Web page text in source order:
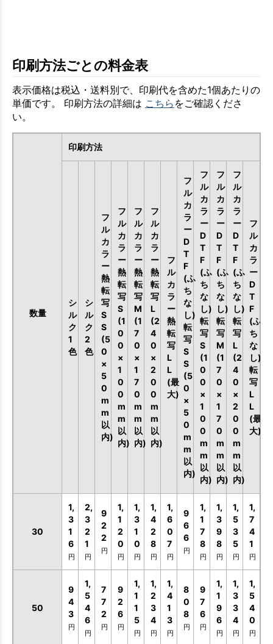
印刷方法ごとの料金表
表示価格は税込・送料別で、印刷代を含めた1個あたりの
単価です。 印刷方法の詳細は こちら をご確認くださ
い。
数量
印刷方法
シ
ル
ク
1
色
シ
ル
ク
2
色
フ
ル
カ
ラ
ー
熱
転
写
S
S
(5
0
×
5
0
m
m
以
内)
フ
ル
カ
ラ
ー
熱
転
写
S
(1
0
0
×
1
0
0
m
m
以
内)
フ
ル
カ
ラ
ー
熱
転
写
M
(1
7
0
×
1
7
0
m
m
以
内)
フ
ル
カ
ラ
ー
熱
転
写
L
(2
4
0
×
2
0
0
m
m
以
内)
フ
ル
カ
ラ
ー
熱
転
写
L
L
(最
大)
フ
ル
カ
ラ
ー
D
T
F
(ふ
ち
な
し)
転
写
S
S
(5
0
×
5
0
m
m
以
内)
フ
ル
カ
ラ
ー
D
T
F
(ふ
ち
な
し)
転
写
S
(1
0
0
×
1
0
0
m
m
以
内)
フ
ル
カ
ラ
ー
D
T
F
(ふ
ち
な
し)
転
写
M
(1
7
0
×
1
7
0
m
m
以
内)
フ
ル
カ
ラ
ー
D
T
F
(ふ
ち
な
し)
転
写
L
(2
4
0
×
2
0
0
m
m
以
内)
フ
ル
カ
ラ
ー
D
T
F
(ふ
ち
な
し)
転
写
L
L
(最
大)
30
1,
3
1
6
円
2,
3
2
1
円
9
2
2
円
1,
1
2
0
円
1,
3
1
0
円
1,
4
2
8
円
1,
6
0
7
円
9
6
6
円
1,
1
7
8
円
1,
3
9
8
円
1,
5
3
5
円
1,
7
4
1
円
50
9
4
3
円
1,
5
4
6
円
7
7
2
円
9
2
6
円
1,
1
1
5
円
1,
2
3
4
円
1,
4
1
3
円
8
0
8
円
9
7
6
円
1,
1
9
6
円
1,
3
3
4
円
1,
5
4
0
円